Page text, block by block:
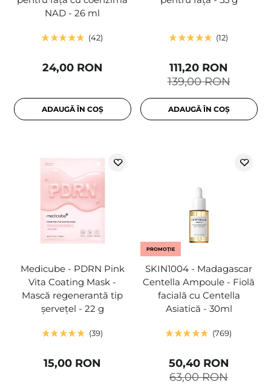
NAD - 26 ml
42
24,00 RON
ADAUGĂ ÎN COȘ
12
139,00 RON
111,20 RON
ADAUGĂ ÎN COȘ
Medicube - PDRN Pink
Vita Coating Mask -
Mască regenerantă tip
șervețel - 22 g
39
15,00 RON
PROMOȚIE
SKIN1004 - Madagascar
Centella Ampoule - Fiolă
facială cu Centella
Asiatică - 30ml
769
63,00 RON
50,40 RON